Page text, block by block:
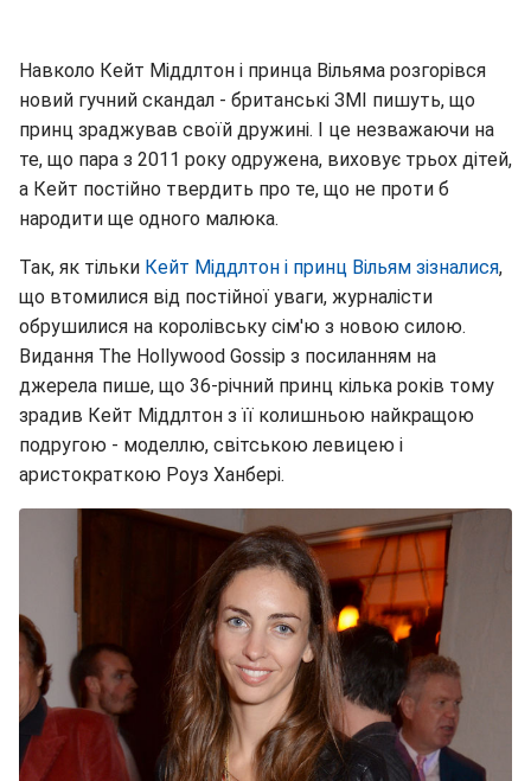
Навколо Кейт Міддлтон і принца Вільяма розгорівся
новий гучний скандал - британські ЗМІ пишуть, що
принц зраджував своїй дружині. І це незважаючи на
те, що пара з 2011 року одружена, виховує трьох дітей,
а Кейт постійно твердить про те, що не проти б
народити ще одного малюка.
Так, як тільки Кейт Міддлтон і принц Вільям зізналися,
що втомилися від постійної уваги, журналісти
обрушилися на королівську сім'ю з новою силою.
Видання The Hollywood Gossip з посиланням на
джерела пише, що 36-річний принц кілька років тому
зрадив Кейт Міддлтон з її колишньою найкращою
подругою - моделлю, світською левицею і
аристократкою Роуз Ханбері.